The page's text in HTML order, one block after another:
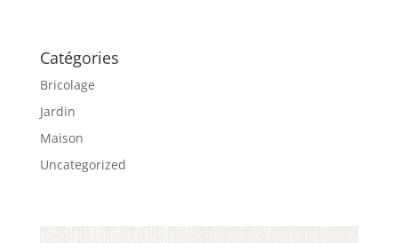
Catégories
Bricolage
Jardin
Maison
Uncategorized